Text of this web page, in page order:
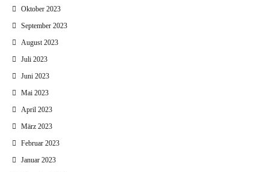
Oktober 2023
September 2023
August 2023
Juli 2023
Juni 2023
Mai 2023
April 2023
März 2023
Februar 2023
Januar 2023